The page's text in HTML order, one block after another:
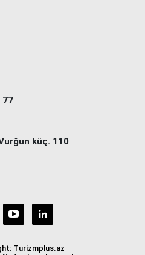
77
küç. 110
Turizmplus.az